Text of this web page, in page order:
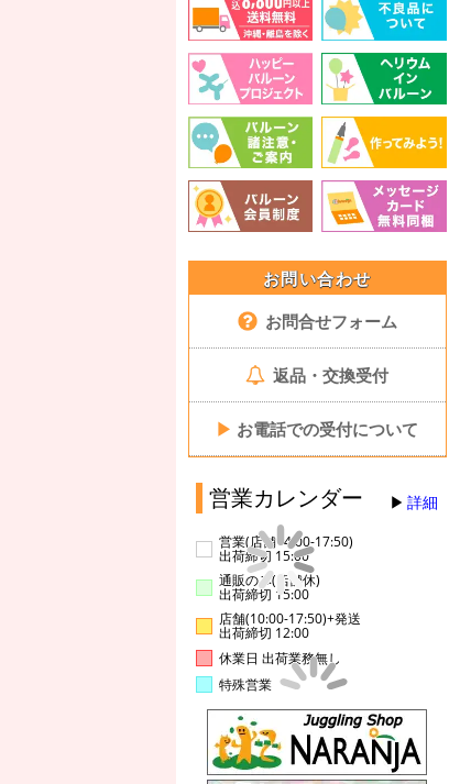
お問い合わせ
お問合せフォーム
返品・交換受付
▶ お電話での受付について
営業カレンダー 詳細
営業(店舗14:00-17:50)
出荷締切 15:00
通販のみ(店舗休)
出荷締切 15:00
店舗(10:00-17:50)+発送
出荷締切 12:00
休業日 出荷業務無し
特殊営業